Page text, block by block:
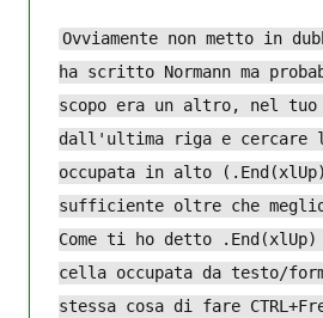
Ovviamente non metto in
ha scritto Normann ma
scopo era un altro, nel
dall'ultima riga e cercare
occupata in alto
sufficiente oltre che
Come ti ho detto
cella occupata da testo/
stessa cosa di fare